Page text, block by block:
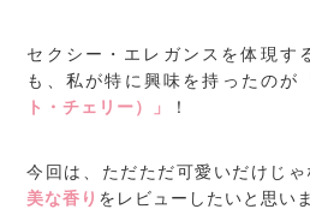
セクシー・エレガンスを体現す
も、私が特に興味を持ったのが
ト・チェリー）」
！
今回は、ただただ可愛いだけじ
美な香り をレビューしたいと思い